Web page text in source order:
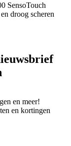
SensoTouch
droog scheren
en meer!
en kortingen